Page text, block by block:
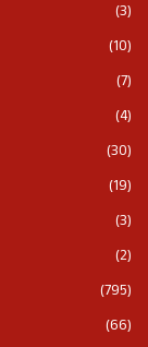
(3)
(10)
(7)
(4)
(30)
(19)
(3)
(2)
(795)
(66)